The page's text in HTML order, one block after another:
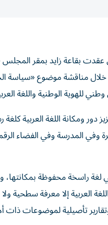
عقدت بقاعة زايد بمقر
مناقشة موضوع «سياسة
الوطنية واللغة
اللغة العربية كلغة
المدرسة وفي الفضاء
راسخة محفوظة بمكانتها،
إلا معرفة سطحية ولا
تأصيلية لموضوعات